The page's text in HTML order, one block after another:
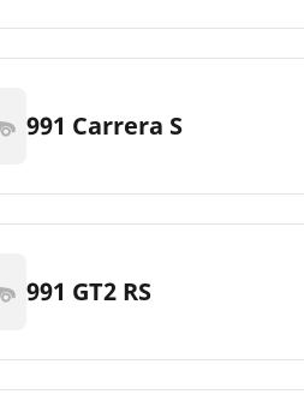
991 Carrera S
991 GT2 RS